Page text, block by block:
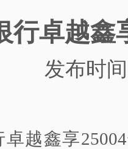
行卓越鑫
发布时
卓越鑫享